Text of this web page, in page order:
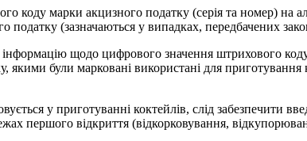
коду марки акцизного податку (серія та номер) на
податку (зазначаються у випадках, передбачених
щодо цифрового значення штрихового
були марковані використані для приготування
у приготуванні коктейлів, слід забезпечити
першого відкриття (відкорковування,